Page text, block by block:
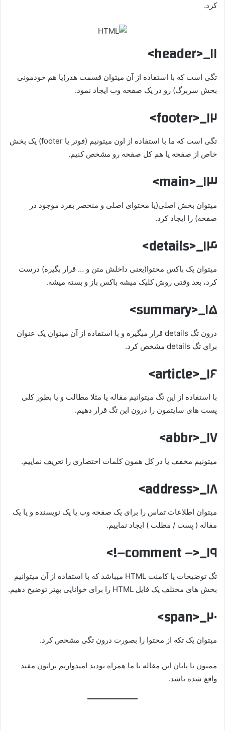
کرد.
۱۱_<header>
تگی است که با استفاده از آن میتوان قسمت هدر(یا هم خودمونی
بخش سربرگ) رو در یک صفحه وب ایجاد نمود.
۱۲_<footer>
تگی است که ما با استفاده از اون میتونیم (فوتر یا footer) یک بخش
خاص از صفحه یا هم کل صفحه رو مشخص کنیم.
۱۳_<main>
میتوان بخش اصلی(یا محتوای اصلی و منحصر بفرد موجود در
صفحه) را ایجاد کرد.
۱۴_<details>
میتوان یک باکس محتوا(یعنی داخلش متن و … قرار بگیره) درست
کرد، بعد وقتی روش کلیک میشه باکس باز و بسته میشه.
۱۵_<summary>
درون تگ details قرار میگیره و با استفاده از آن میتوان یک عنوان
برای تگ details مشخص کرد.
۱۶_<article>
با استفاده از این تگ میتوانیم مقاله یا مثلا مطالب و یا بطور کلی
پست های سایتمون را درون این تگ قرار دهیم.
۱۷_<abbr>
میتونیم مخفف یا در کل همون کلمات اختصاری را تعریف نماییم.
۱۸_<address>
میتوان اطلاعات تماس را برای یک صفحه وب یا یک نویسنده و یا یک
مقاله ( پست / مطلب ) ایجاد نماییم.
۱۹_<– comment–!>
تگ توضیحات یا کامنت HTML میباشد که با استفاده از آن میتوانیم
بخش های مختلف یک فایل HTML را برای خوانایی بهتر توضیح دهیم.
۲۰_<span>
میتوان یک تکه از محتوا را بصورت درون تگی مشخص کرد.
ممنون تا پایان این مقاله با ما همراه بودید امیدواریم براتون مفید
واقع شده باشد.